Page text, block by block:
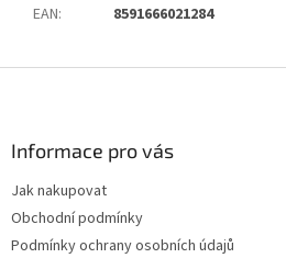
EAN: 8591666021284
Informace pro vás
Jak nakupovat
Obchodní podmínky
Podmínky ochrany osobních údajů